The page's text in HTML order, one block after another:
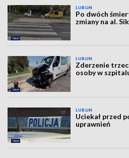
LUBLIN
Po dwóch
zmiany na al.
LUBLIN
Zderzenie
osoby w
LUBLIN
Uciekał przed
uprawnień